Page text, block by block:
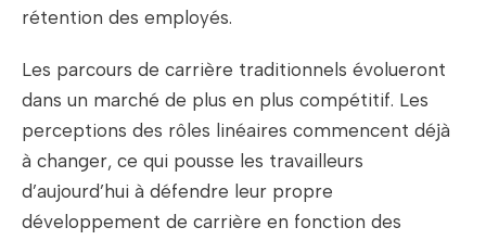
rétention des employés.
Les parcours de carrière traditionnels évolueront
dans un marché de plus en plus compétitif. Les
perceptions des rôles linéaires commencent déjà
à changer, ce qui pousse les travailleurs
d’aujourd’hui à défendre leur propre
développement de carrière en fonction des